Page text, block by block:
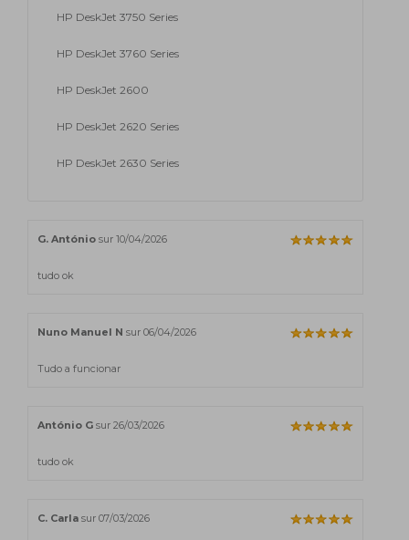
HP DeskJet 3750 Series
HP DeskJet 3760 Series
HP DeskJet 2600
HP DeskJet 2620 Series
HP DeskJet 2630 Series
G. António sur 10/04/2026
tudo ok
Nuno Manuel N sur 06/04/2026
Tudo a funcionar
António G sur 26/03/2026
tudo ok
C. Carla sur 07/03/2026